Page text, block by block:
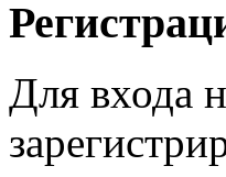
Для входа